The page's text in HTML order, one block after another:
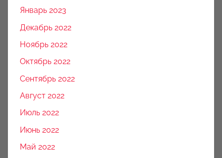
Январь 2023
Декабрь 2022
Ноябрь 2022
Октябрь 2022
Сентябрь 2022
Август 2022
Июль 2022
Июнь 2022
Май 2022